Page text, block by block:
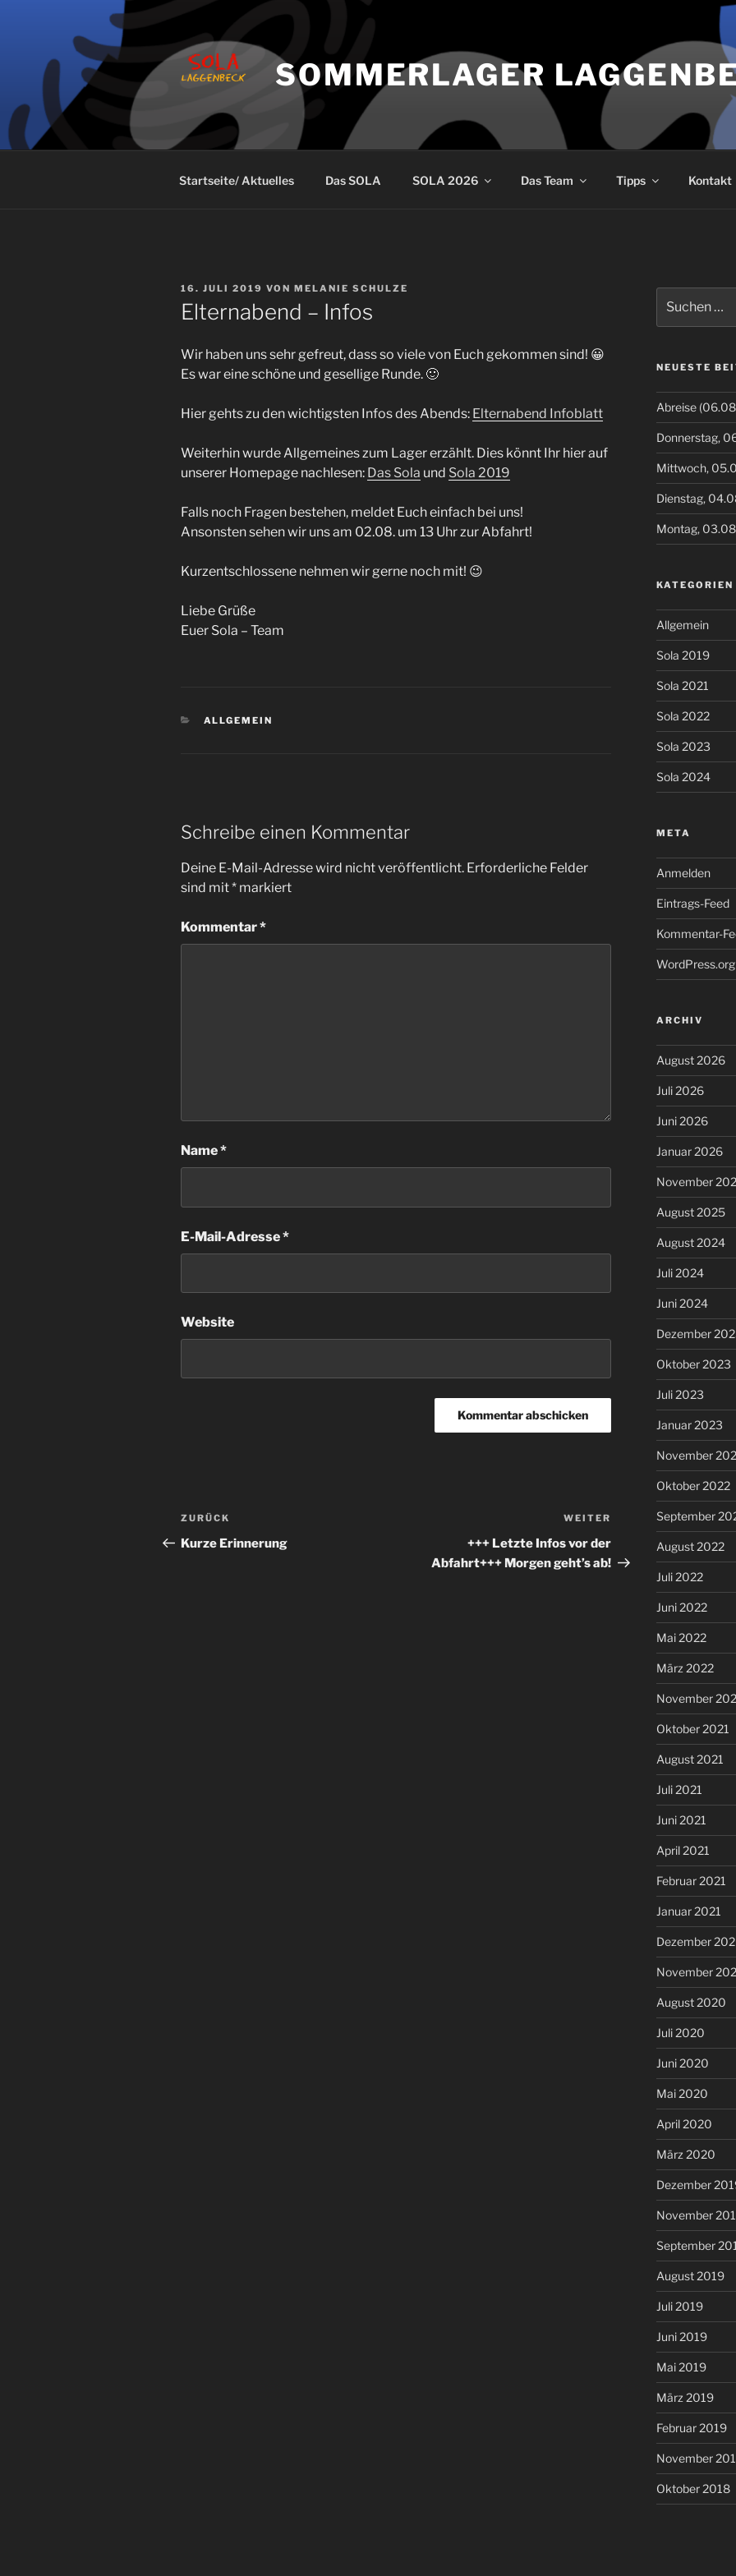
SOMMERLAGER
Startseite/ Aktuelles Das SOLA SOLA 2026 Das Team Tipps Kontakt
VERÖFFENTLICHT
AM
16. JULI 2019 VON MELANIE SCHULZE
Elternabend – Infos
Wir haben uns sehr gefreut, dass so viele von Euch gekommen sind! 😀
Es war eine schöne und gesellige Runde. 🙂
Hier gehts zu den wichtigsten Infos des Abends: Elternabend Infoblatt
Weiterhin wurde Allgemeines zum Lager erzählt. Dies könnt Ihr hier auf
unserer Homepage nachlesen: Das Sola und Sola 2019
Falls noch Fragen bestehen, meldet Euch einfach bei uns!
Ansonsten sehen wir uns am 02.08. um 13 Uhr zur Abfahrt!
Kurzentschlossene nehmen wir gerne noch mit! 😉
Liebe Grüße
Euer Sola – Team
KATEGORIEN
ALLGEMEIN
Schreibe einen Kommentar
Deine E-Mail-Adresse wird nicht veröffentlicht. Erforderliche Felder
sind mit* markiert
Kommentar*
Name*
E-Mail-Adresse*
Website
Beitragsnavigation
Vorheriger
Beitrag
ZURÜCK
Kurze Erinnerung
Nächster
Beitrag
WEITER
+++ Letzte Infos vor der
Abfahrt+++ Morgen geht’s ab!
nach:
NEUESTE
Abreise
Donnerstag,
Mittwoch,
Dienstag,
Montag,
KATEGORIEN
Allgemein
Sola 2019
Sola 2021
Sola 2022
Sola 2023
Sola 2024
META
Anmelden
Eintrags-Feed
Kommentar-
WordPress.org
ARCHIV
August 2026
Juli 2026
Juni 2026
Januar 2026
November
August 2025
August 2024
Juli 2024
Juni 2024
Dezember
Oktober 2023
Juli 2023
Januar 2023
November
Oktober 2022
September
August 2022
Juli 2022
Juni 2022
Mai 2022
März 2022
November
Oktober 2021
August 2021
Juli 2021
Juni 2021
April 2021
Februar 2021
Januar 2021
Dezember
November
August 2020
Juli 2020
Juni 2020
Mai 2020
April 2020
März 2020
Dezember
November
September
August 2019
Juli 2019
Juni 2019
Mai 2019
März 2019
Februar 2019
November
Oktober 2018